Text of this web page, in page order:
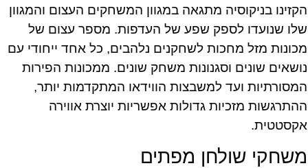
הקזינו בניקוסיה מתגאה במגוון המשחקים העצום והמגוון
שלו שנועדו לספק שפע של העדפות. מספר עצום של
מכונות מזל מחכות לשחקנים נלהבים, כל אחד ייחודי עם
נושאים שונים וסגנונות משחק שונים. ממכונות הפירות
המסורתיות ועד למשבצות הווידאו המתקדמות יותר,
ההתרגשות מזכיות גדולות אפשריות יוצרת אווירה
אקסטטית.
משחקי שולחן מפתים